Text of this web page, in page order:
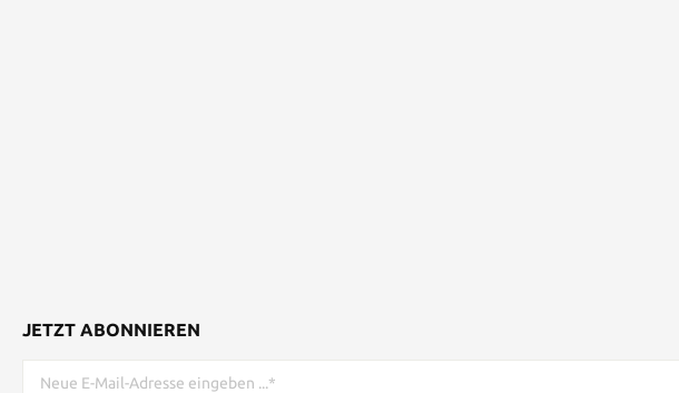
JETZT ABONNIEREN